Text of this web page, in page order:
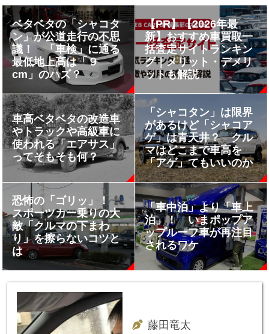
ベタベタの「シャコタ
ン」が公道走行の不思
議！ 「車検」に通る
最低地上高は「９
cm」のハズ？
【PR】【2026年最
新】おすすめ車買取一
括査定サイトランキン
グ｜メリット・デメリ
ットも解説
車高ベタベタの改造車
やトラックや高級車に
使われる「エアサス」
ってそもそも何？
「シャコタン」は限界
があるけど「シャコア
ゲ」は青天井？ クル
マはどこまで車高を
「アゲ」てもいいのか
恐怖の「ゴリッ」！
スポーツカー乗りの大
敵「クルマの下まわ
り」を擦らないコツと
は
「車中泊」より「車上
泊」！ いまポップア
ップルーフ車が再注目
されるワケ
藤田竜太